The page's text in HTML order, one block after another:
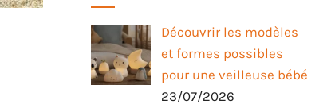
Découvrir les modèles
et formes possibles
pour une veilleuse bébé
23/07/2026